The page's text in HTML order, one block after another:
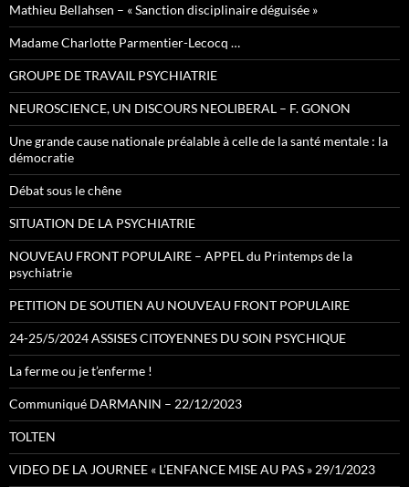
Mathieu Bellahsen – « Sanction disciplinaire déguisée »
Madame Charlotte Parmentier-Lecocq …
GROUPE DE TRAVAIL PSYCHIATRIE
NEUROSCIENCE, UN DISCOURS NEOLIBERAL – F. GONON
Une grande cause nationale préalable à celle de la santé mentale : la
démocratie
Débat sous le chêne
SITUATION DE LA PSYCHIATRIE
NOUVEAU FRONT POPULAIRE – APPEL du Printemps de la
psychiatrie
PETITION DE SOUTIEN AU NOUVEAU FRONT POPULAIRE
24-25/5/2024 ASSISES CITOYENNES DU SOIN PSYCHIQUE
La ferme ou je t’enferme !
Communiqué DARMANIN – 22/12/2023
TOLTEN
VIDEO DE LA JOURNEE « L’ENFANCE MISE AU PAS » 29/1/2023